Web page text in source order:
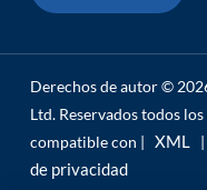
Derechos de autor ©
Ltd. Reservados todos
compatible con | XML |
de privacidad